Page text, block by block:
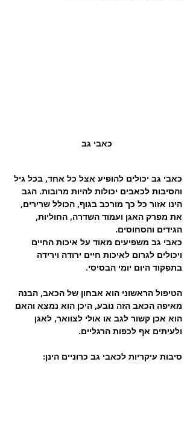
כאבי גב
כאבי גב יכולים להופיע אצל כל אחד, בכל גיל
והסיבות לכאבים יכולות להיות מרובות. הגב
הינו אזור כל כך מורכב בגוף, הכולל שרירים,
את מפרק האגן ועמוד השדרה, החוליות,
הגידים והסחוסים.
כאבי גב משפיעים מאוד על איכות החיים
ויכולים לגרום לאיכות חיים ירודה וירידה
בתפקוד היום יומי הבסיסי.
הטיפול הראשוני הוא אבחון של הכאב, הבנה
מאיפה הכאב הזה נובע, היכן הוא נמצא והאם
הוא אכן קשור לגב או אולי לצוואר, לאגן
ולעיתים אף לכפות הרגליים.
סיבות עיקריות לכאבי גב כרוניים הינן: